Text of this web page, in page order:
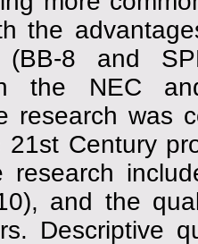
the
(BB-8 and
the NEC
research was
21st Century
research
and the
Descriptive